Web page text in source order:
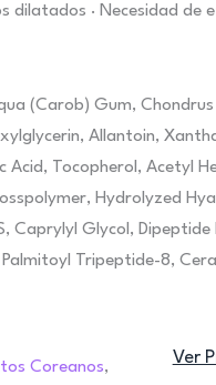
dilatados · Necesidad
(Carob) Gum,
Allantoin,
Tocopherol, Acetyl
Hydrolyzed
Caprylyl Glycol,
Tripeptide-8,
Coreanos,
Ver